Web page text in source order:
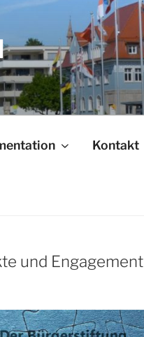
Kontakt
und Engagement